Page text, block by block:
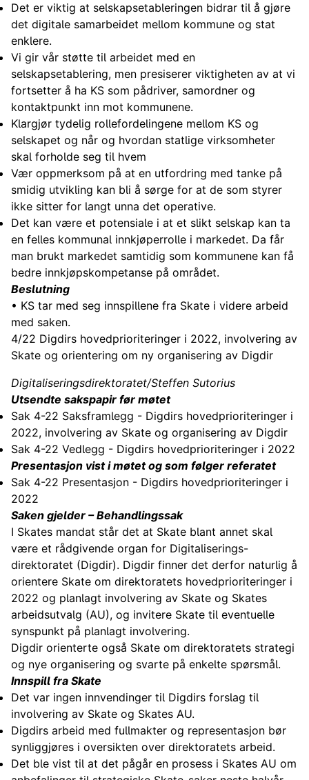
Det er viktig at selskapsetableringen bidrar til å gjøre
det digitale samarbeidet mellom kommune og stat
enklere.
Vi gir vår støtte til arbeidet med en
selskapsetablering, men presiserer viktigheten av at vi
fortsetter å ha KS som pådriver, samordner og
kontaktpunkt inn mot kommunene.
Klargjør tydelig rollefordelingene mellom KS og
selskapet og når og hvordan statlige virksomheter
skal forholde seg til hvem
Vær oppmerksom på at en utfordring med tanke på
smidig utvikling kan bli å sørge for at de som styrer
ikke sitter for langt unna det operative.
Det kan være et potensiale i at et slikt selskap kan ta
en felles kommunal innkjøperrolle i markedet. Da får
man brukt markedet samtidig som kommunene kan få
bedre innkjøpskompetanse på området.
Beslutning
• KS tar med seg innspillene fra Skate i videre arbeid
med saken.
4/22 Digdirs hovedprioriteringer i 2022, involvering av
Skate og orientering om ny organisering av Digdir
Digitaliseringsdirektoratet/Steffen Sutorius
Utsendte sakspapir før møtet
Sak 4-22 Saksframlegg - Digdirs hovedprioriteringer i
2022, involvering av Skate og organisering av Digdir
Sak 4-22 Vedlegg - Digdirs hovedprioriteringer i 2022
Presentasjon vist i møtet og som følger referatet
Sak 4-22 Presentasjon - Digdirs hovedprioriteringer i
2022
Saken gjelder – Behandlingssak
I Skates mandat står det at Skate blant annet skal
være et rådgivende organ for Digitaliserings-
direktoratet (Digdir). Digdir finner det derfor naturlig å
orientere Skate om direktoratets hovedprioriteringer i
2022 og planlagt involvering av Skate og Skates
arbeidsutvalg (AU), og invitere Skate til eventuelle
synspunkt på planlagt involvering.
Digdir orienterte også Skate om direktoratets strategi
og nye organisering og svarte på enkelte spørsmål.
Innspill fra Skate
Det var ingen innvendinger til Digdirs forslag til
involvering av Skate og Skates AU.
Digdirs arbeid med fullmakter og representasjon bør
synliggjøres i oversikten over direktoratets arbeid.
Det ble vist til at det pågår en prosess i Skates AU om